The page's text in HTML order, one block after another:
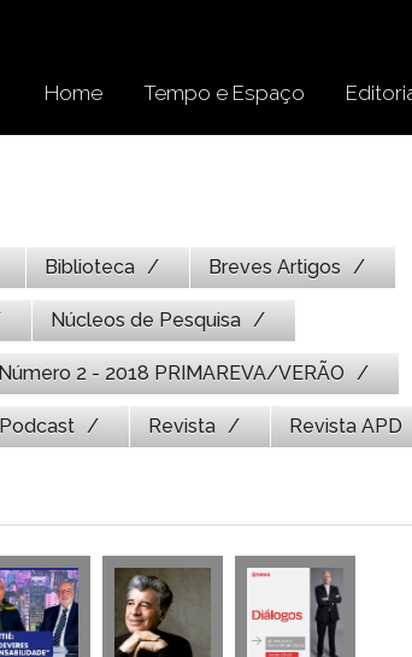
Home Tempo e Espaço
Biblioteca Breves Artigos
Núcleos de Pesquisa
Número 2 - 2018 PRIMAREVA/VERÃO
Podcast Revista Revista APD